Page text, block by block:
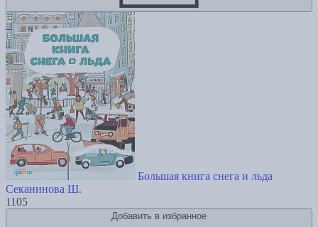
Большая книга снега и льда
Секанинова Ш.
1105
Добавить в избранное